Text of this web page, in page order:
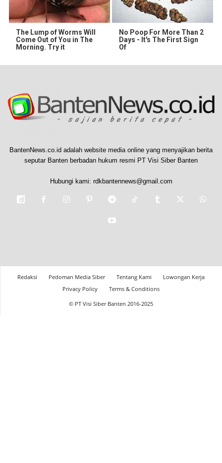
The Lump of Worms Will
Come Out of You in The
Morning. Try it
No Poop For More Than 2
Days - It's The First Sign
Of
BantenNews.co.id adalah website media online yang menyajikan berita
seputar Banten berbadan hukum resmi PT Visi Siber Banten
Hubungi kami: rdkbantennews@gmail.com
Redaksi Pedoman Media Siber Tentang Kami
Lowongan Kerja
Privacy Policy
Terms & Conditions
© PT Visi Siber Banten 2016-2025